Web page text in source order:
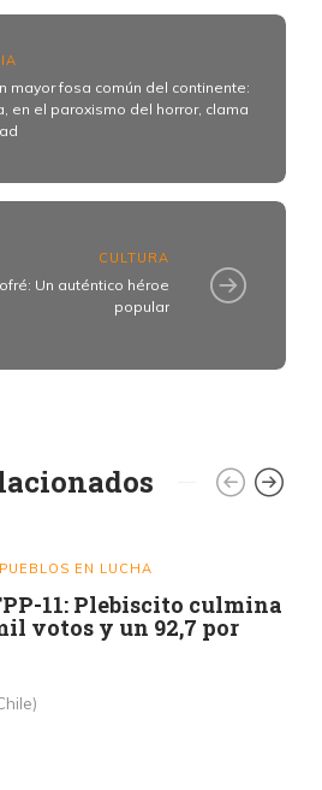
mayor fosa común del continente:
en el paroxismo del horror, clama
CULTURA
Un auténtico héroe
popular
PUEBLOS EN LUCHA
11: Plebiscito culmina
votos y un 92,7 por